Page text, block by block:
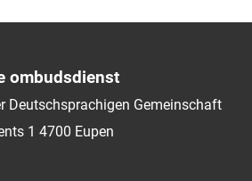
ombudsdienst
Deutschsprachigen Gemeinschaft
1 4700 Eupen